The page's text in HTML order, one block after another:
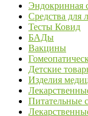
Эндокринная
Средства для
Тесты Ковид
БАДы
Вакцины
Детские
Изделия
Питательные